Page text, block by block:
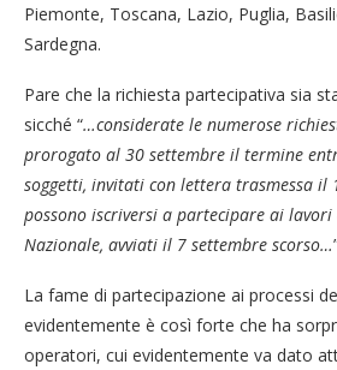
Piemonte, Toscana, Lazio, Puglia,
Sardegna.
Pare che la richiesta partecipativa sia
sicché “…considerate le numerose
prorogato al 30 settembre il termine
soggetti, invitati con lettera trasmessa il
possono iscriversi a partecipare ai
Nazionale, avviati il 7 settembre scorso…
La fame di partecipazione ai processi
evidentemente è così forte che ha
operatori, cui evidentemente va dato